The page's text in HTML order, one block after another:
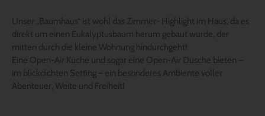
Unser „Baumhaus“ ist wohl das Zimmer- Highlight im Haus, da es
direkt um einen Eukalyptusbaum herum gebaut wurde, der
mitten durch die kleine Wohnung hindurchgeht!
Eine Open-Air Küche und sogar eine Open-Air Dusche bieten –
im blickdichten Setting – ein besonderes Ambiente voller
Abenteuer, Weite und Freiheit!